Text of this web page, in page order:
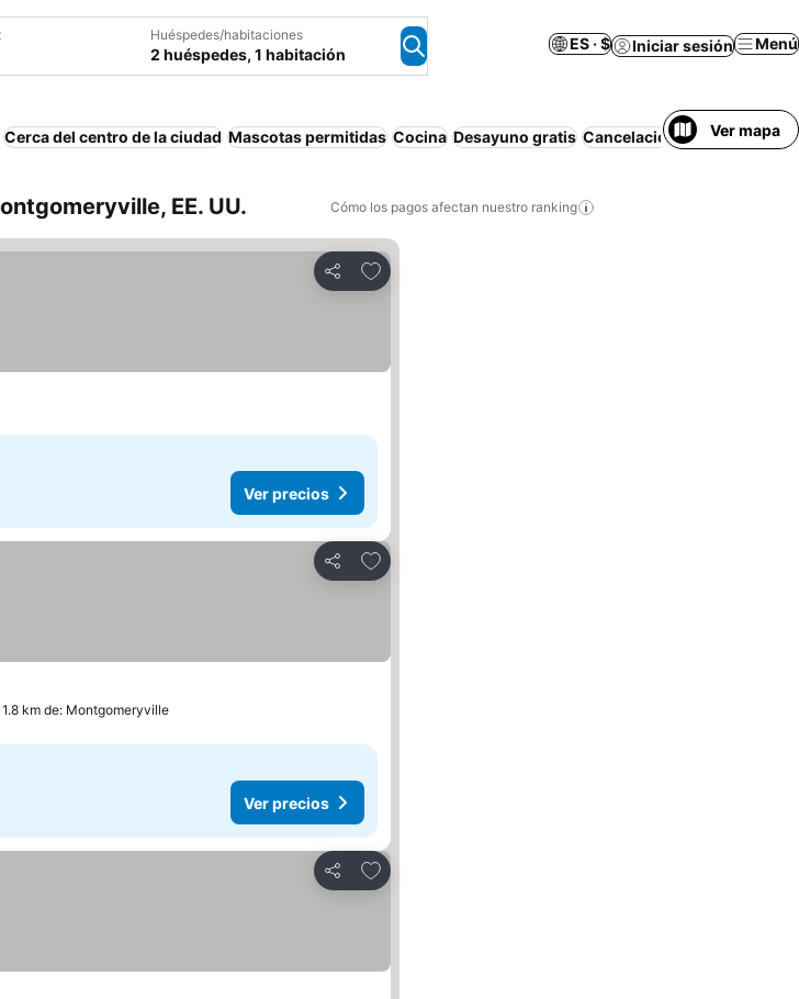
Huéspedes/habitaciones
2 huéspedes, 1 habitación
ES · $ Iniciar sesión Menú
Cerca del centro de la ciudad Mascotas permitidas Cocina Desayuno gratis Cancelación gratuitaVer mapa
EE. UU. Cómo los pagos afectan nuestro ranking
Compartir
Agregar a favoritos
Ver precios
Compartir
Agregar a favoritos
km de: Montgomeryville
Ver precios
Compartir
Agregar a favoritos